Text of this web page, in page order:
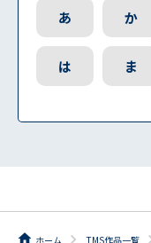
あ か
は ま
ホーム TMS作品一覧